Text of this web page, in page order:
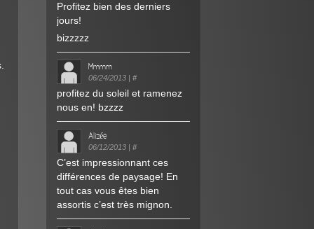
Profitez bien des derniers
jours!
bizzzzz
Mmmm
06/24/2013 #
profitez du soleil et ramenez
nous en! bzzzz
Alizée
06/12/2013 #
C’est impressionnant ces
différences de paysage! En
tout cas vous êtes bien
assortis c’est très mignon.